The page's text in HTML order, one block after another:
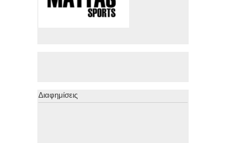
Διαφημίσεις